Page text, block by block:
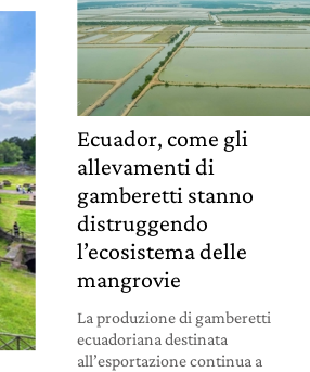
Ecuador, come gli
allevamenti di
gamberetti stanno
distruggendo
l’ecosistema delle
mangrovie
La produzione di gamberetti
ecuadoriana destinata
all’esportazione continua a